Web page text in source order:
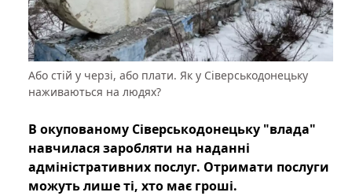
Або стій у черзі, або плати. Як у Сіверськодонецьку
наживаються на людях?
В окупованому Сіверськодонецьку "влада"
навчилася заробляти на наданні
адміністративних послуг. Отримати послуги
можуть лише ті, хто має гроші.